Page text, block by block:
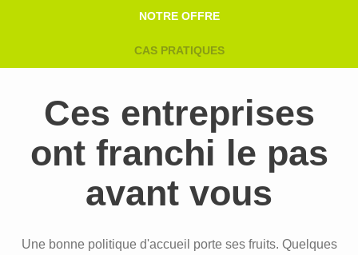
NOTRE OFFRE
CAS PRATIQUES
Ces entreprises
ont franchi le pas
avant vous
Une bonne politique d'accueil porte ses fruits. Quelques